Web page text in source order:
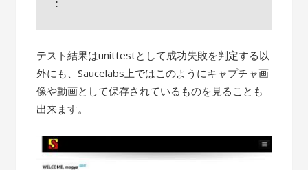
テスト結果はunittestとして成功失敗を判定する以
外にも、Saucelabs上ではこのようにキャプチャ画
像や動画として保存されているものを見ることも
出来ます。